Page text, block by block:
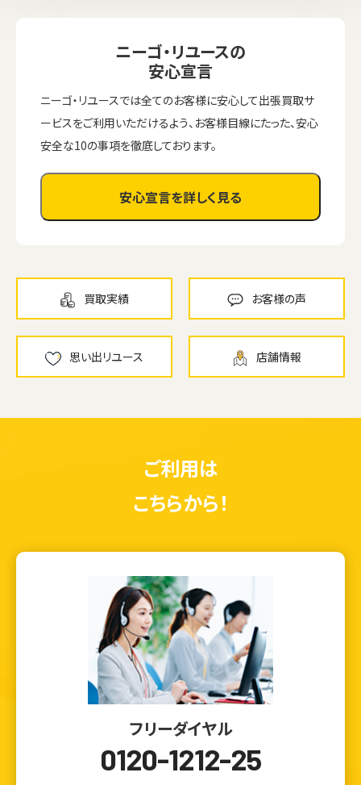
かんたん査定見積 0120-1212-25
ニーゴ・リユースの
安心宣言
ニーゴ・リユースでは全てのお客様に安心して出張買取サ
ービスをご利用いただけるよう、お客様目線にたった、安心
安全な10の事項を徹底しております。
安心宣言を詳しく見る
買取実績 お客様の声
思い出リユース 店舗情報
ご利用は
こちらから！
フリーダイヤル
0120-1212-25